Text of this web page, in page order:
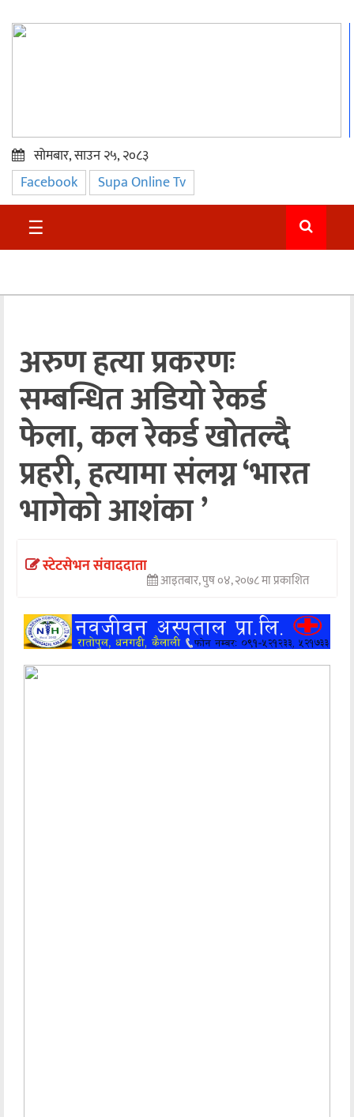
प्रमुख
समाचार
सुदुर
अन्तराष्ट्रिय
अन्तर्वार्ता
अर्थ
खेलकुद
मनोरञ्जन
अन्य
सोमबार, साउन २५, २०८३
Facebook Supa Online Tv
☰
अरुण हत्या प्रकरणः
सम्बन्धित अडियो रेकर्ड
फेला, कल रेकर्ड खोतल्दै
प्रहरी, हत्यामा संलग्न ‘भारत
भागेको आशंका ’
स्टेटसेभन संवाददाता
आइतबार, पुष ०४, २०७८ मा प्रकाशित